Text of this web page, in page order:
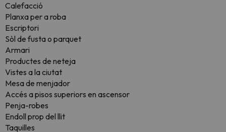
Calefacció
Planxa per a roba
Escriptori
Sòl de fusta o parquet
Armari
Productes de neteja
Vistes a la ciutat
Mesa de menjador
Accés a pisos superiors en ascensor
Penja-robes
Endoll prop del llit
Taquilles